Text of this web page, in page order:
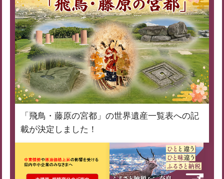
「飛鳥・藤原の宮都」の世界遺産一覧表への記
載が決定しました！